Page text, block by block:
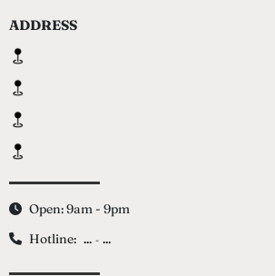
ADDRESS
Open: 9am - 9pm
Hotline: ... - ...